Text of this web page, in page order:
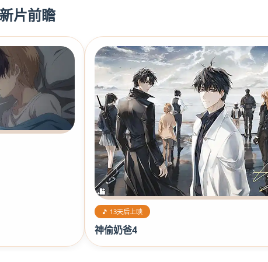
片前瞻
🎵 13天后上映
神偷奶爸4